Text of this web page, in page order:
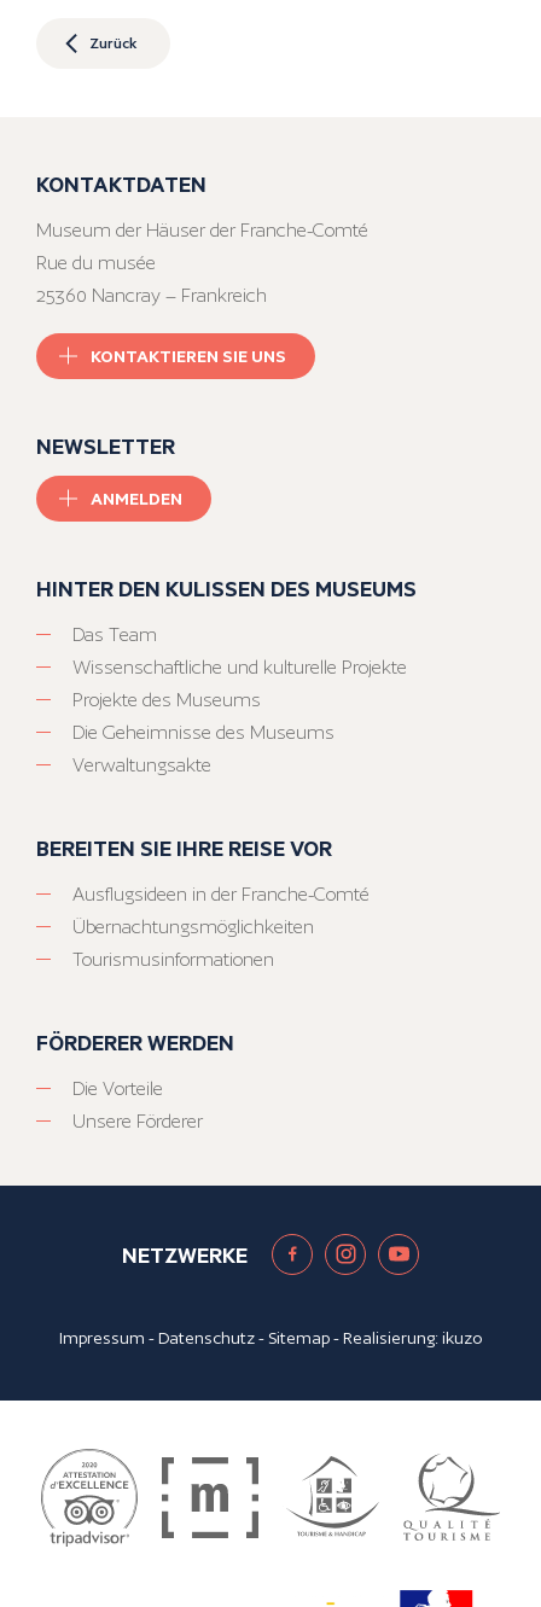
Zurück
KONTAKTDATEN
Museum der Häuser der Franche-Comté
Rue du musée
25360 Nancray – Frankreich
KONTAKTIEREN SIE UNS
NEWSLETTER
ANMELDEN
HINTER DEN KULISSEN DES MUSEUMS
Das Team
Wissenschaftliche und kulturelle Projekte
Projekte des Museums
Die Geheimnisse des Museums
Verwaltungsakte
BEREITEN SIE IHRE REISE VOR
Ausflugsideen in der Franche-Comté
Übernachtungsmöglichkeiten
Tourismusinformationen
FÖRDERER WERDEN
Die Vorteile
Unsere Förderer
NETZWERKE
Impressum -Datenschutz- Sitemap- Realisierung:ikuzo